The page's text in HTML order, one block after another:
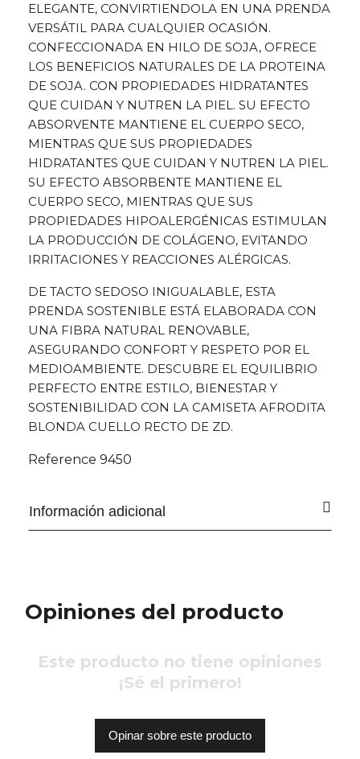
ELEGANTE, CONVIRTIENDOLA EN UNA PRENDA
VERSÁTIL PARA CUALQUIER OCASIÓN.
CONFECCIONADA EN HILO DE SOJA, OFRECE
LOS BENEFICIOS NATURALES DE LA PROTEINA
DE SOJA. CON PROPIEDADES HIDRATANTES
QUE CUIDAN Y NUTREN LA PIEL. SU EFECTO
ABSORVENTE MANTIENE EL CUERPO SECO,
MIENTRAS QUE SUS PROPIEDADES
HIDRATANTES QUE CUIDAN Y NUTREN LA PIEL.
SU EFECTO ABSORBENTE MANTIENE EL
CUERPO SECO, MIENTRAS QUE SUS
PROPIEDADES HIPOALERGÉNICAS ESTIMULAN
LA PRODUCCIÓN DE COLÁGENO, EVITANDO
IRRITACIONES Y REACCIONES ALÉRGICAS.
DE TACTO SEDOSO INIGUALABLE, ESTA
PRENDA SOSTENIBLE ESTÁ ELABORADA CON
UNA FIBRA NATURAL RENOVABLE,
ASEGURANDO CONFORT Y RESPETO POR EL
MEDIOAMBIENTE. DESCUBRE EL EQUILIBRIO
PERFECTO ENTRE ESTILO, BIENESTAR Y
SOSTENIBILIDAD CON LA CAMISETA AFRODITA
BLONDA CUELLO RECTO DE ZD.
Reference 9450
Información adicional
Opiniones del producto
Este producto no tiene opiniones
¡Sé el primero!
Opinar sobre este producto